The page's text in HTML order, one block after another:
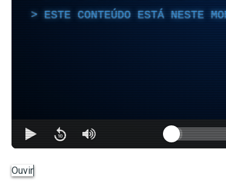
ESTE CONTEÚDO ESTÁ NESTE
Ouvir